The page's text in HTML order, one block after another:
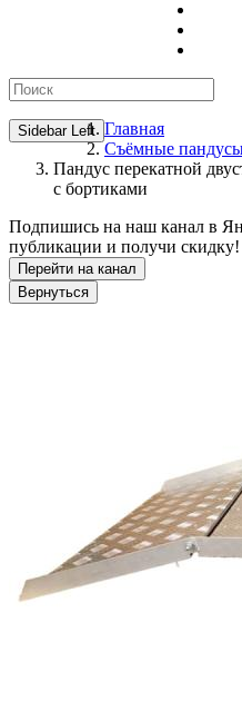
Sidebar Left Главная
Съёмные
Пандус перекатной
с бортиками
Подпишись на наш канал в
публикации и получи скидку!